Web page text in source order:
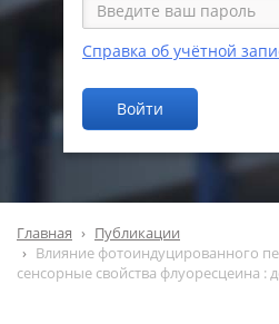
Справка об учётной
Войти
Главная
Публикации
Влияние фотоиндуцированного
cенсорные свойства флуоресцеина :